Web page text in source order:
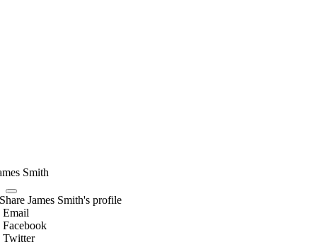
Smith
Share James Smith's profile
Email
Facebook
Twitter